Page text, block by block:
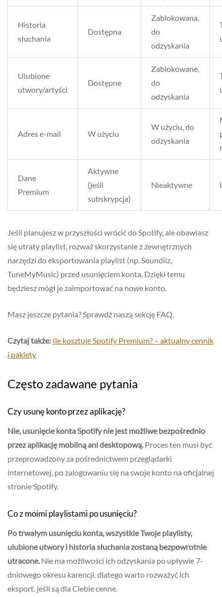
Historia
słuchania
Dostępna
Zablokowana,
do
odzyskania
Ulubione
utwory/artyści
Dostępne
Zablokowane,
do
odzyskania
Adres e-mail W użyciu
W użyciu, do
odzyskania
Dane
Premium
Aktywne
(jeśli
subskrypcja)
Nieaktywne
Jeśli planujesz w przyszłości wrócić do Spotify, ale obawiasz
się utraty playlist, rozważ skorzystanie z zewnętrznych
narzędzi do eksportowania playlist (np. Soundiiz,
TuneMyMusic) przed usunięciem konta. Dzięki temu
będziesz mógł je zaimportować na nowe konto.
Masz jeszcze pytania? Sprawdź naszą sekcję FAQ.
Czytaj także: Ile kosztuje Spotify Premium? – aktualny cennik
i pakiety
Często zadawane pytania
Czy usunę konto przez aplikację?
Nie, usunięcie konta Spotify nie jest możliwe bezpośrednio
przez aplikację mobilną ani desktopową.Proces ten musi być
przeprowadzony za pośrednictwem przeglądarki
internetowej, po zalogowaniu się na swoje konto na oficjalnej
stronie Spotify.
Co z moimi playlistami po usunięciu?
Po trwałym usunięciu konta, wszystkie Twoje playlisty,
ulubione utwory i historia słuchania zostaną bezpowrotnie
utracone.Nie ma możliwości ich odzyskania po upływie 7-
dniowego okresu karencji, dlatego warto rozważyć ich
eksport, jeśli są dla Ciebie cenne.